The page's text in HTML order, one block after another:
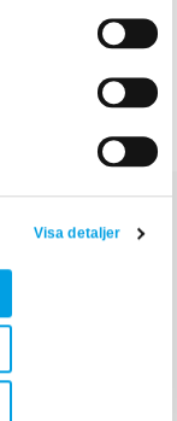
Visa detaljer